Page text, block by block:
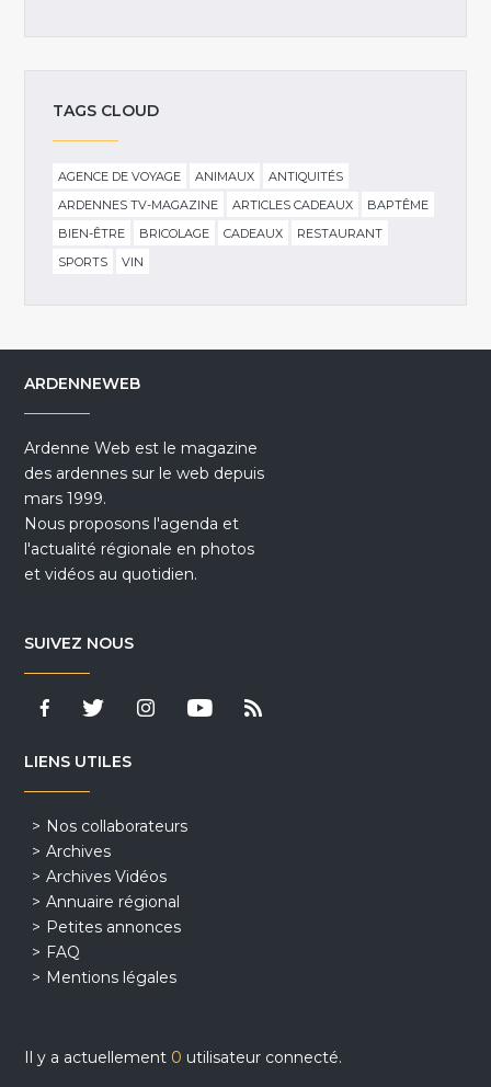
TAGS CLOUD
AGENCE DE VOYAGE ANIMAUX
ANTIQUITÉS
ARDENNES TV-MAGAZINE
ARTICLES CADEAUX
BAPTÊME
BIEN-ÊTRE
BRICOLAGE CADEAUX
RESTAURANT
SPORTS
VIN
ARDENNEWEB
Ardenne Web est le magazine
des ardennes sur le web depuis
mars 1999.
Nous proposons l'agenda et
l'actualité régionale en photos
et vidéos au quotidien.
SUIVEZ NOUS
LIENS UTILES
Nos collaborateurs
Archives
Archives Vidéos
Annuaire régional
Petites annonces
FAQ
Mentions légales
Il y a actuellement 0 utilisateur connecté.